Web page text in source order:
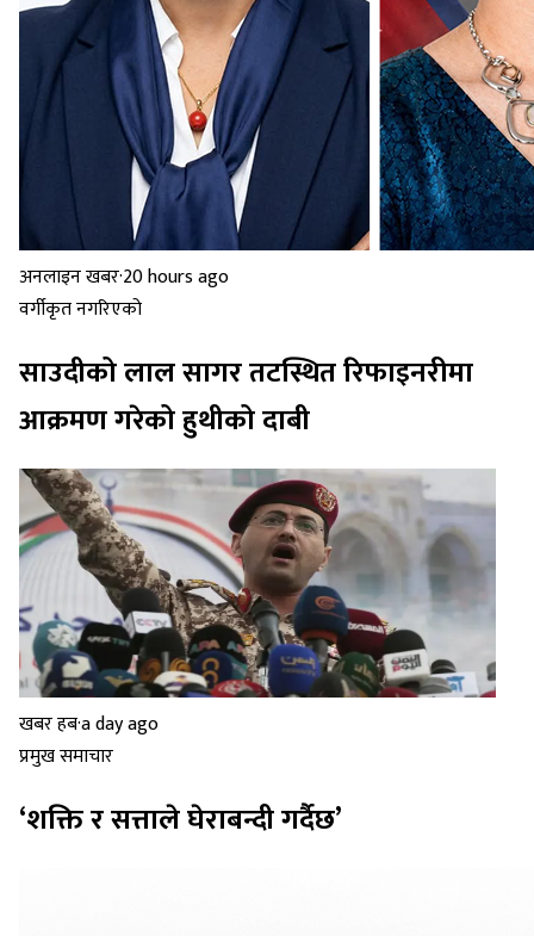
अनलाइन खबर·20 hours ago
वर्गीकृत नगरिएको
साउदीको लाल सागर तटस्थित रिफाइनरीमा
आक्रमण गरेको हुथीको दाबी
खबर हब·a day ago
प्रमुख समाचार
‘शक्ति र सत्ताले घेराबन्दी गर्दैछ’